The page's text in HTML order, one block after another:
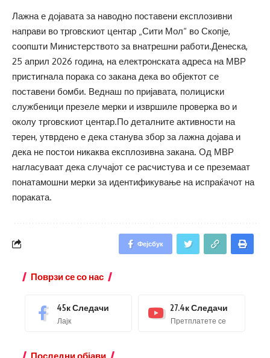
Лажна е дојавата за наводно поставени експлозивни
направи во трговскиот центар „Сити Мол“ во Скопје,
соопшти Министерството за внатрешни работи.Денеска,
25 април 2026 година, на електронската адреса на МВР
пристигнала порака со закана дека во објектот се
поставени бомби. Веднаш по пријавата, полициски
службеници презеле мерки и извршиле проверка во и
околу трговскиот центар.По деталните активности на
терен, утврдено е дека станува збор за лажна дојава и
дека не постои никаква експлозивна закана. Од МВР
нагласуваат дека случајот се расчистува и се преземаат
понатамошни мерки за идентификување на испраќачот на
пораката.
Фејсбук
Поврзи се со нас
45кСледачи
Лајк
27.4кСледачи
Претплатете се
Последни објави